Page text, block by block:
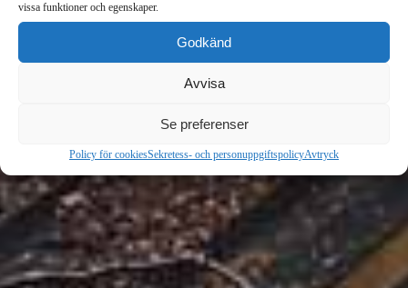
vissa funktioner och egenskaper.
Godkänd
Avvisa
Se preferenser
Policy för cookiesSekretess- och personuppgiftspolicyAvtryck
HEMVAL
HAMBURGERMENY - POSITION: VÄNSTER